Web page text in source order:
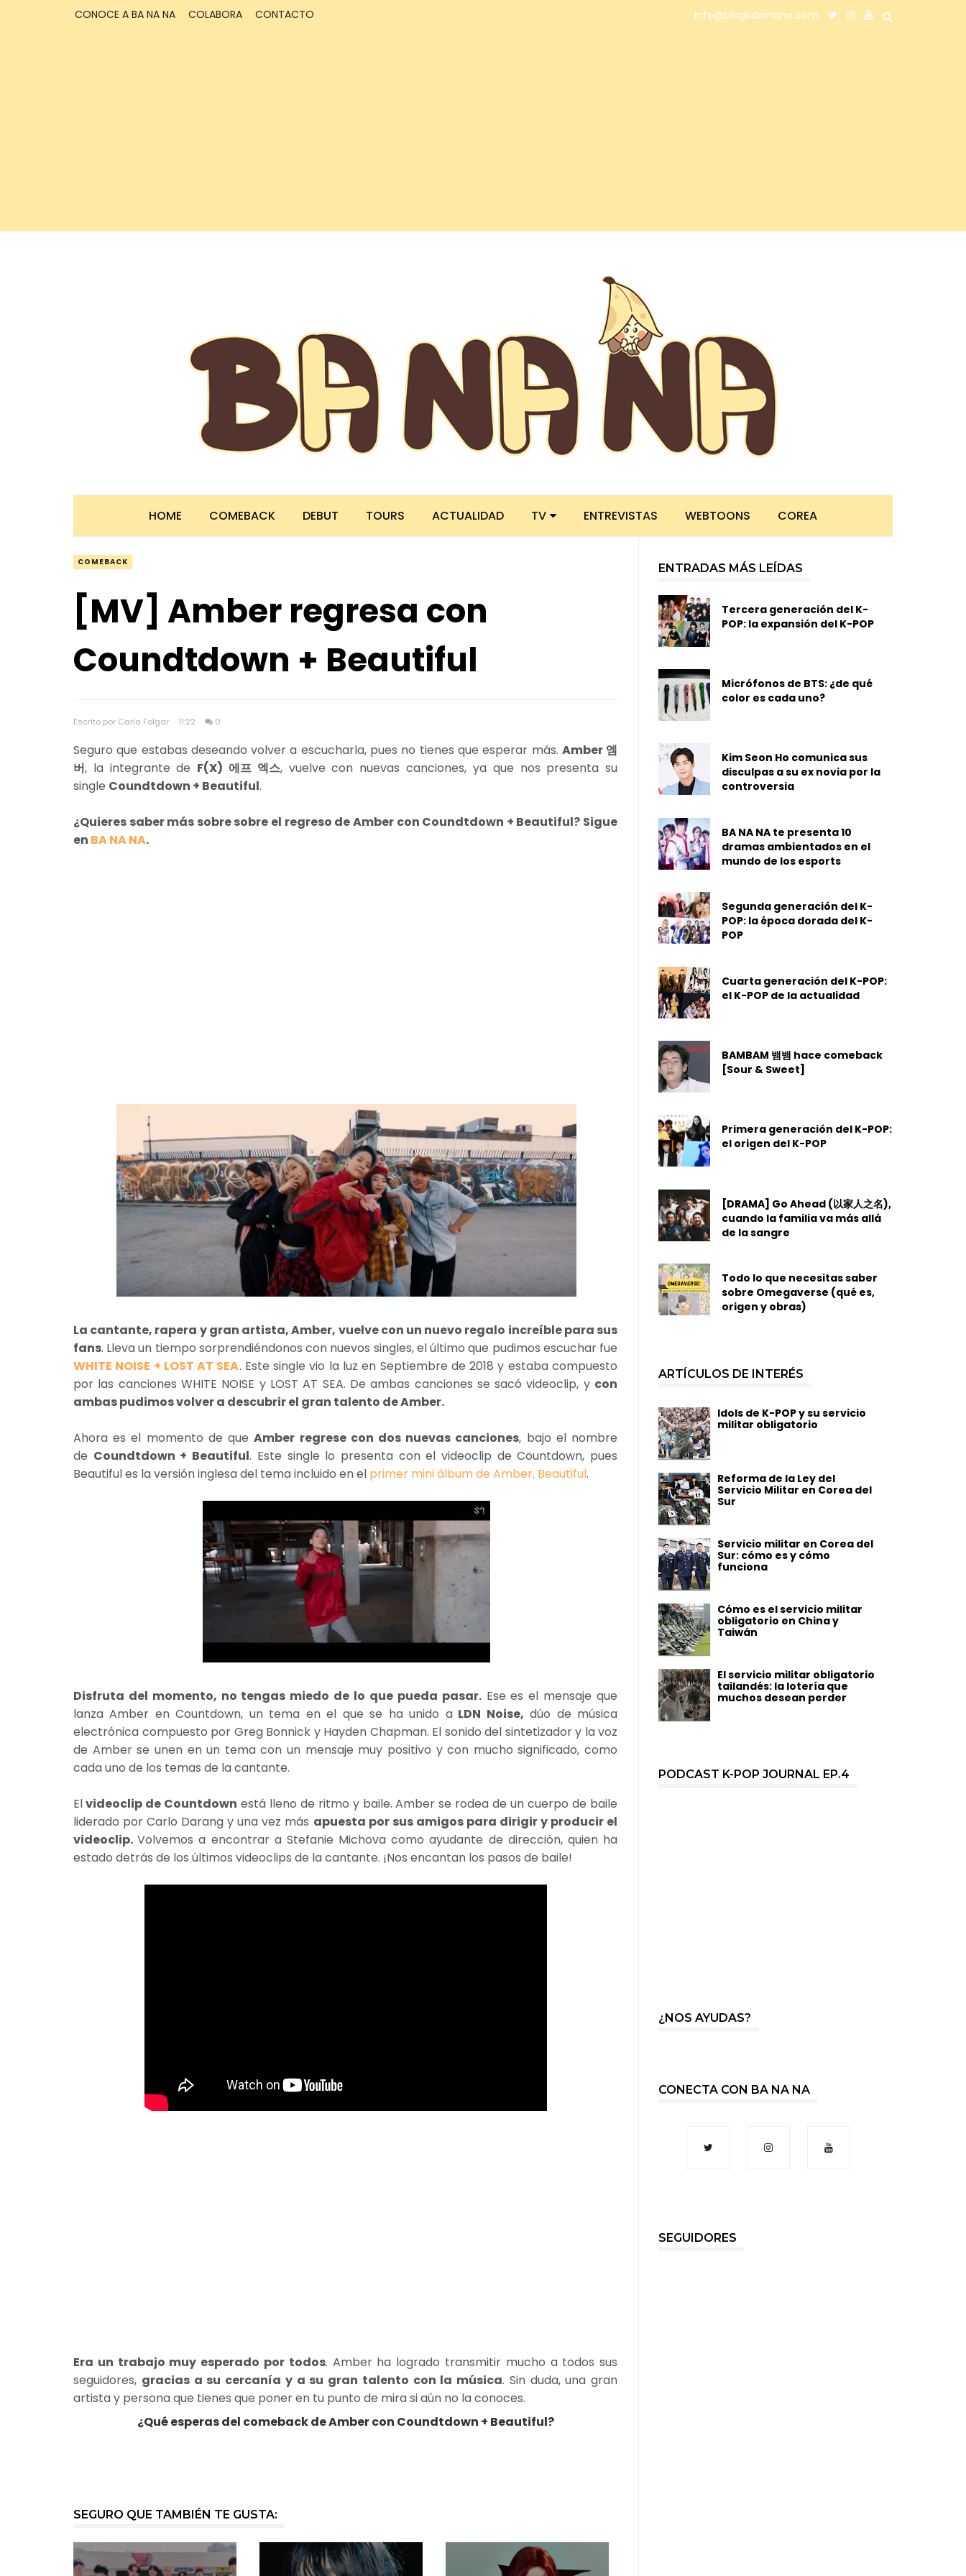
CONOCE A BA NA NA COLABORA CONTACTO info@bloglabanana.com
HOME COMEBACK DEBUT TOURS ACTUALIDAD TV ENTREVISTAS WEBTOONS COREA
COMEBACK
[MV] Amber regresa con
Coundtdown + Beautiful
Escrito por Carla Folgar 11:22 0
Seguro que estabas deseando volver a escucharla, pues no tienes que esperar más. Amber 엠
버, la integrante de F(X) 에프 엑스, vuelve con nuevas canciones, ya que nos presenta su
single Coundtdown + Beautiful.
¿Quieres saber más sobre sobre el regreso de Amber con Coundtdown + Beautiful? Sigue
en BA NA NA.
La cantante, rapera y gran artista, Amber, vuelve con un nuevo regalo increíble para sus
fans. Lleva un tiempo sorprendiéndonos con nuevos singles, el último que pudimos escuchar fue
WHITE NOISE + LOST AT SEA. Este single vio la luz en Septiembre de 2018 y estaba compuesto
por las canciones WHITE NOISE y LOST AT SEA. De ambas canciones se sacó videoclip, y con
ambas pudimos volver a descubrir el gran talento de Amber.
Ahora es el momento de queAmber regrese con dos nuevas canciones, bajo el nombre
de Coundtdown + Beautiful. Este single lo presenta con el videoclip de Countdown, pues
Beautiful es la versión inglesa del tema incluido en el primer mini álbum de Amber, Beautiful.
Disfruta del momento, no tengas miedo de lo que pueda pasar.Ese es el mensaje que
lanza Amber en Countdown, un tema en el que se ha unido aLDN Noise, dúo de música
electrónica compuesto por Greg Bonnick y Hayden Chapman. El sonido del sintetizador y la voz
de Amber se unen en un tema con un mensaje muy positivo y con mucho significado, como
cada uno de los temas de la cantante.
Elvideoclip de Countdown está lleno de ritmo y baile. Amber se rodea de un cuerpo de baile
liderado por Carlo Darang y una vez más apuesta por sus amigos para dirigir y producir el
videoclip.Volvemos a encontrar a Stefanie Michova como ayudante de dirección, quien ha
estado detrás de los últimos videoclips de la cantante. ¡Nos encantan los pasos de baile!
Era un trabajo muy esperado por todos. Amber ha logrado transmitir mucho a todos sus
seguidores, gracias a su cercanía y a su gran talento con la música. Sin duda, una gran
artista y persona que tienes que poner en tu punto de mira si aún no la conoces.
¿Qué esperas del comeback de Amber con Coundtdown + Beautiful?
SEGURO QUE TAMBIÉN TE GUSTA:
ENTRADAS MÁS LEÍDAS
Tercera generación del K-
POP: la expansión del K-POP
Micrófonos de BTS: ¿de qué
color es cada uno?
Kim Seon Ho comunica sus
disculpas a su ex novia por la
controversia
BA NA NA te presenta 10
dramas ambientados en el
mundo de los esports
Segunda generación del K-
POP: la época dorada del K-
POP
Cuarta generación del K-POP:
el K-POP de la actualidad
BAMBAM 뱀뱀 hace comeback
[Sour & Sweet]
Primera generación del K-POP:
el origen del K-POP
[DRAMA] Go Ahead (以家人之名),
cuando la familia va más allá
de la sangre
Todo lo que necesitas saber
sobre Omegaverse (qué es,
origen y obras)
ARTÍCULOS DE INTERÉS
Idols de K-POP y su servicio
militar obligatorio
Reforma de la Ley del
Servicio Militar en Corea del
Sur
Servicio militar en Corea del
Sur: cómo es y cómo
funciona
Cómo es el servicio militar
obligatorio en China y
Taiwán
El servicio militar obligatorio
tailandés: la lotería que
muchos desean perder
PODCAST K-POP JOURNAL EP.4
¿NOS AYUDAS?
CONECTA CON BA NA NA
SEGUIDORES